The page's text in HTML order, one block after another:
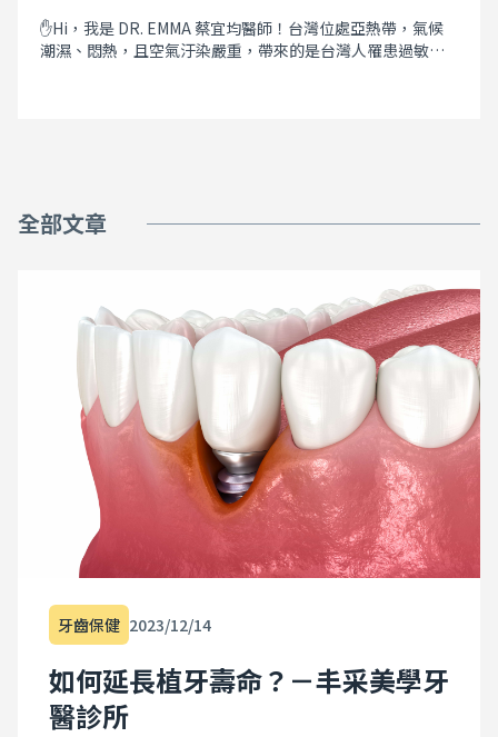
✋Hi，我是 DR. EMMA 蔡宜均醫師！台灣位處亞熱帶，氣候
潮濕、悶熱，且空氣汙染嚴重，帶來的是台灣人罹患過敏性
弓狹窄、鼻道狹窄與鼻中隔彎曲、牙齒凌亂、暴牙、深咬、
性病的風險。 內容標題 牙齒不整齊與鼻子過敏有什麼直接關
聯呢？ 口呼吸該如何解決呢？ 實際案例 牙齒不整齊與鼻子過
敏有什麼關聯呢？ 鼻子過敏導致小朋友無法用鼻子好好地呼
吸，便會被迫改用嘴巴呼吸，雖然鼻子過敏並不會直接的影
響牙齒排列，但使用口呼吸時，舌頭的位置就不會維持頂著
上顎的自然位置（下圖虛線）；而為了打開口腔氣道，舌頭
變得會往下往後（如下圖紅色箭頭），這導致正在發育中的
上顎骨缺少了舌頭的支撐力量而變得發育不良，並引發一連
串畸形發展： 牙弓變狹窄→牙齒空間不足變得擁擠凌亂→前
牙突出變暴牙。 牙弓變狹窄→上顎弓上拱→鼻腔通道變窄→
惡性循環開始。 由於白努利原理，空氣流過狹窄的鼻道時速
度會加快、壓力變大，導致鼻黏膜容易腫脹，又使得鼻呼吸
的流量變少。鼻子在呼吸不到足夠的空氣情況下，更加重了
兒童不自覺地對口呼吸的依賴。 口呼吸該如何解決呢？ 如果
孩子年紀還小時已發現鼻子過敏，可以及早預防並且避免過
敏原的刺激。下列提供一些平時需要注意的事項： 規律地清
洗床單、被單、地墊，並且需要讓陽光曝曬。 避免家中使用
太厚的地毯及窗簾，或是毛茸茸的玩具。 避免將陳舊的報
紙、鞋子及衣服堆積在家中。 避免養狗、貓等容易掉毛的寵
物，更不能讓寵物跑到床上。 避免在家裡抽菸或是噴香水…
全部文章
牙齒保健 2023/12/14
如何延長植牙壽命？－丰采美學牙
醫診所